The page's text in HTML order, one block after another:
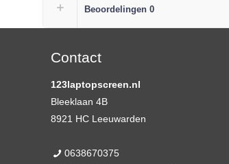
Beoordelingen 0
Contact
123laptopscreen.nl
Bleeklaan 4B
8921 HC Leeuwarden
0638670375